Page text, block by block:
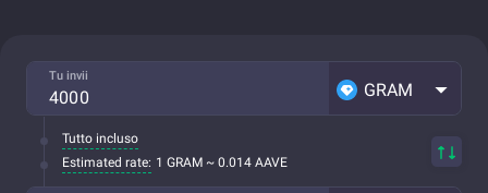
Tu invii
GRAM
Tutto incluso
Estimated rate: 1 GRAM ~ 0.014 AAVE